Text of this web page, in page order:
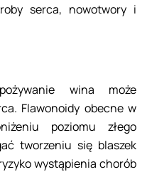
serca, nowotwory i
wina może
Flawonoidy obecne w
poziomu złego
tworzeniu się blaszek
wystąpienia chorób